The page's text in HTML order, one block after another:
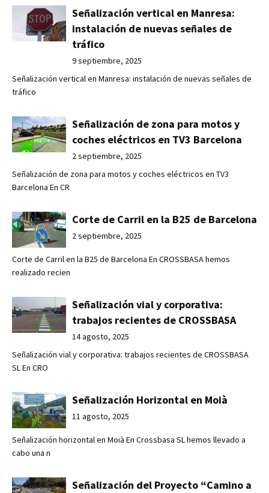
Señalización vertical en Manresa:
instalación de nuevas señales de
tráfico
9 septiembre, 2025
Señalización vertical en Manresa: instalación de nuevas señales de
tráfico
Señalización de zona para motos y
coches eléctricos en TV3 Barcelona
2 septiembre, 2025
Señalización de zona para motos y coches eléctricos en TV3
Barcelona En CR
Corte de Carril en la B25 de Barcelona
2 septiembre, 2025
Corte de Carril en la B25 de Barcelona En CROSSBASA hemos
realizado recien
Señalización vial y corporativa:
trabajos recientes de CROSSBASA
14 agosto, 2025
Señalización vial y corporativa: trabajos recientes de CROSSBASA
SL En CRO
Señalización Horizontal en Moià
11 agosto, 2025
Señalización horizontal en Moià En Crossbasa SL hemos llevado a
cabo una n
Señalización del Proyecto “Camino a